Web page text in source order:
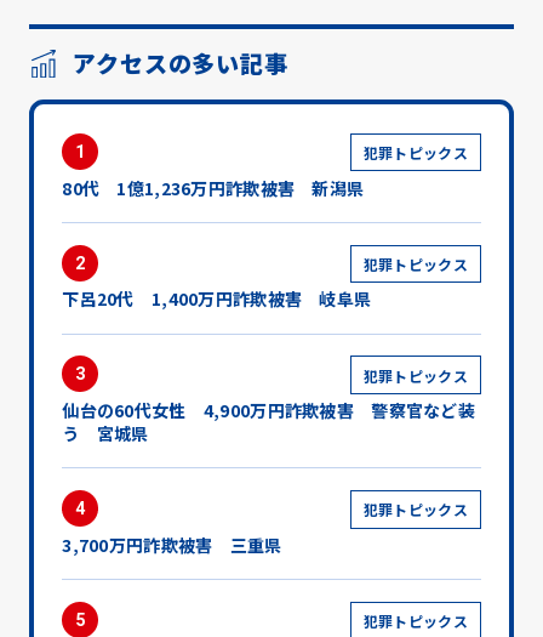
アクセスの多い記事
1 犯罪トピックス
80代 1億1,236万円詐欺被害 新潟県
2 犯罪トピックス
下呂20代 1,400万円詐欺被害 岐阜県
3 犯罪トピックス
仙台の60代女性 4,900万円詐欺被害 警察官など装
う 宮城県
4 犯罪トピックス
3,700万円詐欺被害 三重県
5 犯罪トピックス